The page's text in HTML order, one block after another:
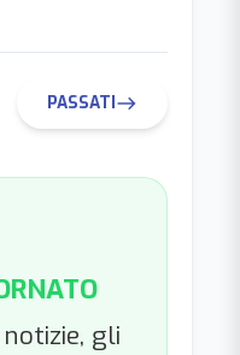
PASSATIeast
gli